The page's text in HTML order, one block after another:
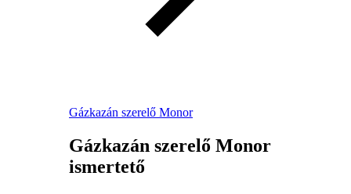
Gázkazán szerelő Monor
Gázkazán szerelő Monor
ismertető